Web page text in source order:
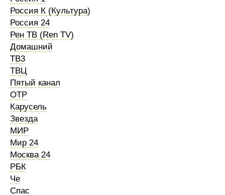
Россия К (Культура)
Россия 24
Рен ТВ (Ren TV)
Домашний
ТВ3
ТВЦ
Пятый канал
ОТР
Карусель
Звезда
МИР
Мир 24
Москва 24
РБК
Че
Спас